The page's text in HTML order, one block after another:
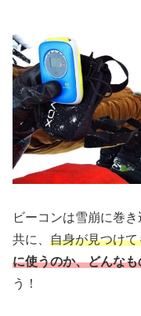
ビーコンは雪崩に巻
共に、 自身が見つけ
に使うのか、どんな
う！